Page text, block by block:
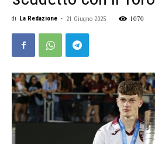
di La Redazione - 21 Giugno 2025 1070